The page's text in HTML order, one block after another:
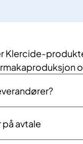
Klercide-
avtale